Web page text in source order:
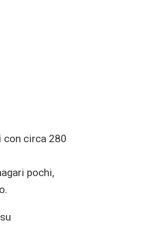
circa 280
pochi,